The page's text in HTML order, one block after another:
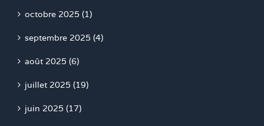
octobre 2025 (1)
septembre 2025 (4)
août 2025 (6)
juillet 2025 (19)
juin 2025 (17)